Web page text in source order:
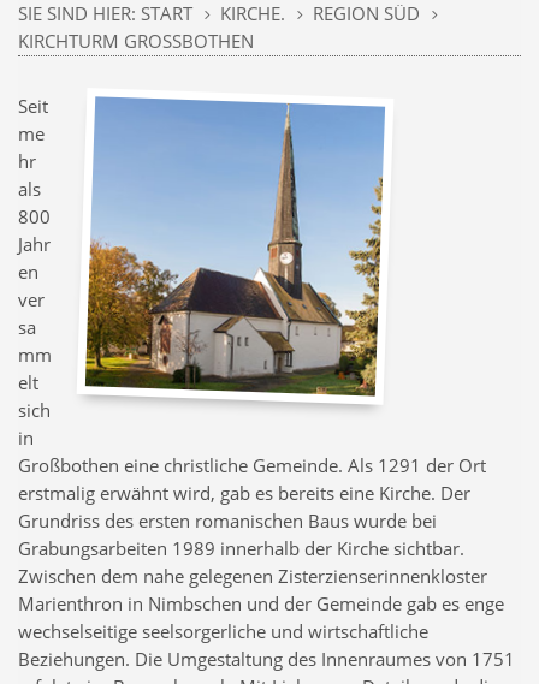
SIE SIND HIER: START 5 KIRCHE. 5 REGION SÜD 5
KIRCHTURM GROSSBOTHEN
Seit
me
hr
als
800
Jahr
en
ver
sa
mm
elt
sich
in
Großbothen eine christliche Gemeinde. Als 1291 der Ort
erstmalig erwähnt wird, gab es bereits eine Kirche. Der
Grundriss des ersten romanischen Baus wurde bei
Grabungsarbeiten 1989 innerhalb der Kirche sichtbar.
Zwischen dem nahe gelegenen Zisterzienserinnenkloster
Marienthron in Nimbschen und der Gemeinde gab es enge
wechselseitige seelsorgerliche und wirtschaftliche
Beziehungen. Die Umgestaltung des Innenraumes von 1751